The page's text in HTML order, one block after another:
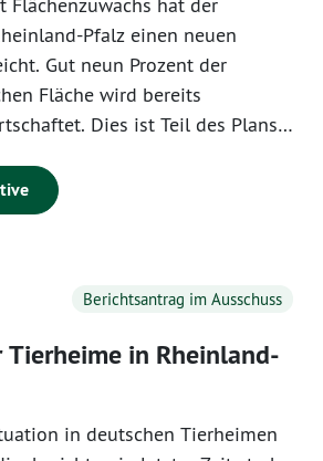
Pfalz einen neuen
Gut neun Prozent der
Fläche wird bereits
Dies ist Teil des Plans
zu betreiben sowie die
im Land zu
Berichtsantrag im Ausschuss
in Rheinland-
in deutschen Tierheimen